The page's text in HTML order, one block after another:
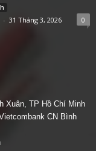
- 31 Tháng 3, 2026 0
Xuân, TP Hồ Chí Minh
CN Bình